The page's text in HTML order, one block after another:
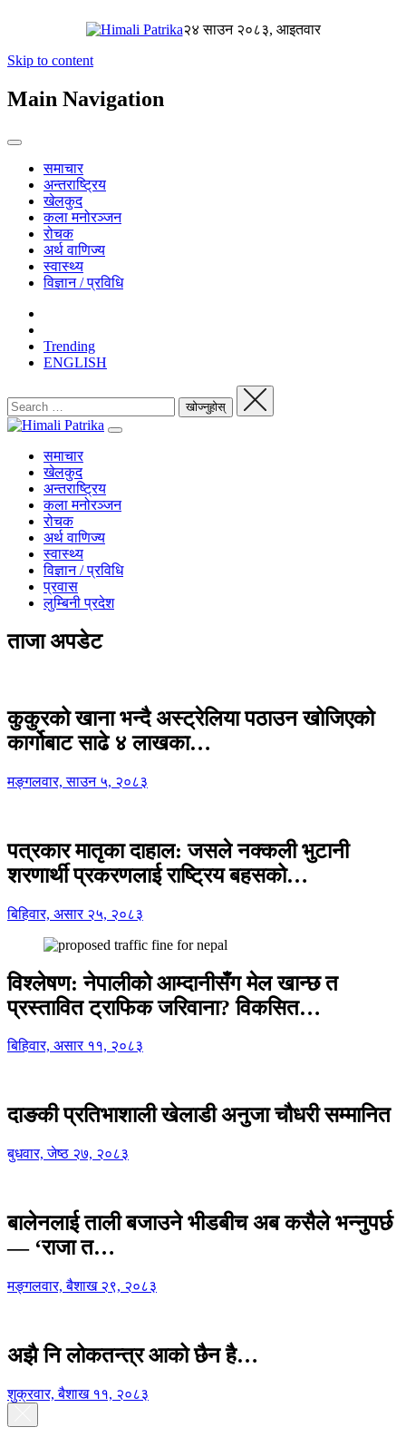
२४ साउन २०८३, आइतवार
Skip to content
Main Navigation
समाचार
अन्तराष्ट्रिय
खेलकुद
कला मनोरञ्जन
रोचक
अर्थ वाणिज्य
स्वास्थ्य
विज्ञान / प्रविधि
Trending
ENGLISH
समाचार
खेलकुद
अन्तराष्ट्रिय
कला मनोरञ्जन
रोचक
अर्थ वाणिज्य
स्वास्थ्य
विज्ञान / प्रविधि
प्रवास
लुम्बिनी प्रदेश
ताजा अपडेट
कुकुरको खाना भन्दै अस्ट्रेलिया पठाउन खोजिएको
कार्गोबाट साढे ४ लाखका…
मङ्गलवार, साउन ५, २०८३
पत्रकार मातृका दाहाल: जसले नक्कली भुटानी
शरणार्थी प्रकरणलाई राष्ट्रिय बहसको…
बिहिवार, असार २५, २०८३
विश्लेषण: नेपालीको आम्दानीसँग मेल खान्छ त
प्रस्तावित ट्राफिक जरिवाना? विकसित…
बिहिवार, असार ११, २०८३
दाङकी प्रतिभाशाली खेलाडी अनुजा चौधरी सम्मानित
बुधवार, जेष्ठ २७, २०८३
बालेनलाई ताली बजाउने भीडबीच अब कसैले भन्नुपर्छ
— ‘राजा त…
मङ्गलवार, बैशाख २९, २०८३
अझै नि लोकतन्त्र आको छैन है…
शुक्रवार, बैशाख ११, २०८३